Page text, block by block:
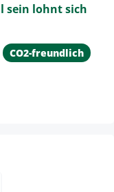
sein lohnt sich
CO2-freundlich